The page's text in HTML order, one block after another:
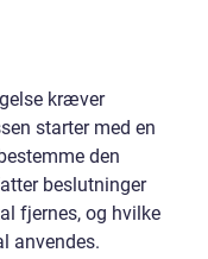
kræver
starter med en
den
beslutninger
fjernes, og hvilke
anvendes.